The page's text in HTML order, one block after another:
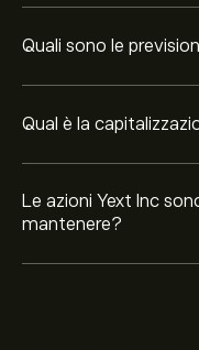
Quali sono le
Qual è la
Le azioni Yext Inc
mantenere?